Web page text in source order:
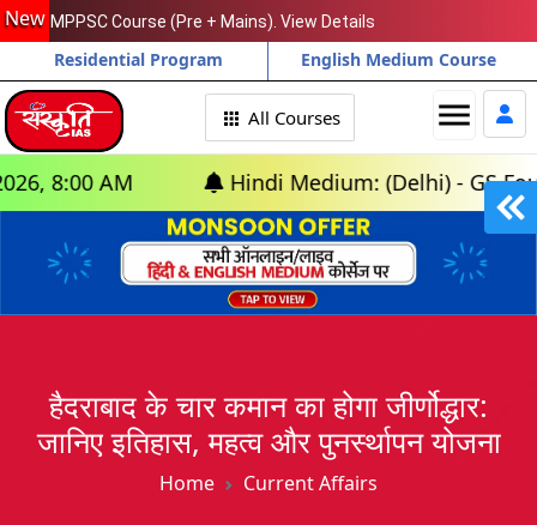
New MPPSC Course (Pre + Mains). View Details
Residential Program English Medium Course
menu
All Courses
Hindi Medium: (Delhi) - GS Foundation
हैदराबाद के चार कमान का होगा जीर्णोद्धार:
जानिए इतिहास, महत्व और पुनर्स्थापन योजना
Home Current Affairs